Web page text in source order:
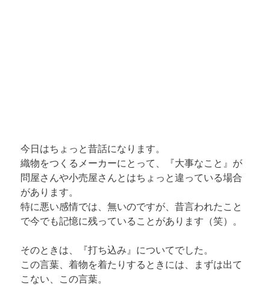
今日はちょっと昔話になります。
織物をつくるメーカーにとって、『大事なこと』が
問屋さんや小売屋さんとはちょっと違っている場合
があります。
特に悪い感情では、無いのですが、昔言われたこと
で今でも記憶に残っていることがあります（笑）。
そのときは、『打ち込み』についてでした。
この言葉、着物を着たりするときには、まずは出て
こない、この言葉。